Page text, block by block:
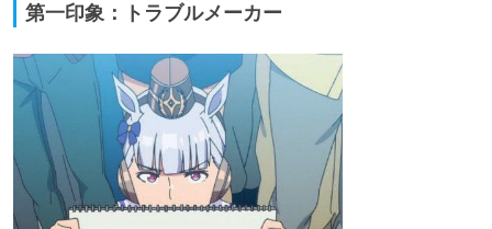
第一印象：トラブルメーカー